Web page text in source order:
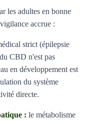
les adultes en bonne
accrue :
strict (épilepsie
CBD n'est pas
en développement est
du système
directe.
: le métabolisme